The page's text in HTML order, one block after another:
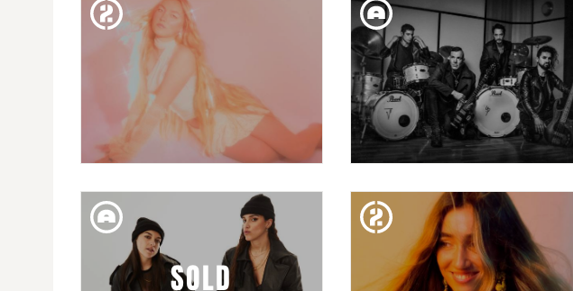
EMPREMTES: JO JET I
MARIA RIBOT
QUIQUE GONZÁLEZ
GUITAR BCN: MARIA HEIN
CULTO CANÍBAL PRESENTA:
CATUPECU MACHU
SOLD